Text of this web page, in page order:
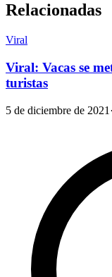
Relacionadas
Viral
Viral: Vacas se
turistas
5 de diciembre de 2021 ·